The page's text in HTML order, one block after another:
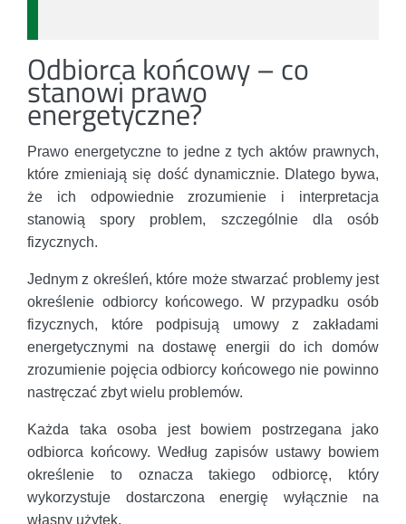
Odbiorca końcowy – co
stanowi prawo
energetyczne?
Prawo energetyczne to jedne z tych aktów prawnych,
które zmieniają się dość dynamicznie. Dlatego bywa,
że ich odpowiednie zrozumienie i interpretacja
stanowią spory problem, szczególnie dla osób
fizycznych.
Jednym z określeń, które może stwarzać problemy jest
określenie odbiorcy końcowego. W przypadku osób
fizycznych, które podpisują umowy z zakładami
energetycznymi na dostawę energii do ich domów
zrozumienie pojęcia odbiorcy końcowego nie powinno
nastręczać zbyt wielu problemów.
Każda taka osoba jest bowiem postrzegana jako
odbiorca końcowy. Według zapisów ustawy bowiem
określenie to oznacza takiego odbiorcę, który
wykorzystuje dostarczona energię wyłącznie na
własny użytek.